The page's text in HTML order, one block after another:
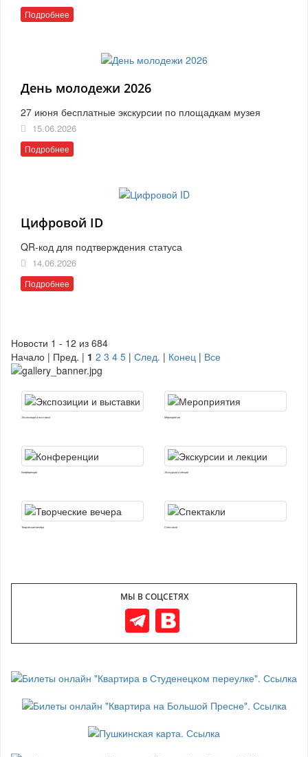
Подробнее
День молодежи 2026
27 июня бесплатные экскурсии по площадкам музея
15.06.2026
Подробнее
Цифровой ID
QR-код для подтверждения статуса
14.06.2026
Подробнее
Новости 1 - 12 из 684
Начало | Пред. | 1 2 3 4 5 | След. | Конец | Все
Экспозиции и выставки Мероприятия
Конференции Экскурсии и лекции
Творческие вечера Спектакли
МЫ В СОЦСЕТЯХ